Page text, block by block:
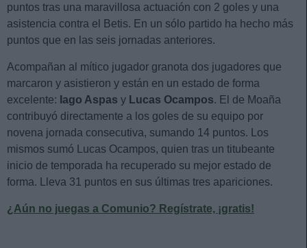
puntos tras una maravillosa actuación con 2 goles y una
asistencia contra el Betis. En un sólo partido ha hecho más
puntos que en las seis jornadas anteriores.
Acompañan al mítico jugador granota dos jugadores que
marcaron y asistieron y están en un estado de forma
excelente: Iago Aspas y Lucas Ocampos. El de Moaña
contribuyó directamente a los goles de su equipo por
novena jornada consecutiva, sumando 14 puntos. Los
mismos sumó Lucas Ocampos, quien tras un titubeante
inicio de temporada ha recuperado su mejor estado de
forma. Lleva 31 puntos en sus últimas tres apariciones.
¿Aún no juegas a Comunio? Regístrate, ¡gratis!